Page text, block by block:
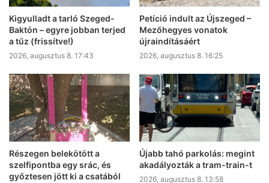
Kigyulladt a tarló Szeged-
Baktón – egyre jobban terjed
a tűz (frissítve!)
2026, augusztus 8. 17:43
Petíció indult az Újszeged –
Mezőhegyes vonatok
újraindításáért
2026, augusztus 8. 16:25
Részegen belekötött a
szelfipontba egy srác, és
győztesen jött ki a csatából
Újabb tahó parkolás: megint
akadályozták a tram-train-t
2026, augusztus 8. 13:58